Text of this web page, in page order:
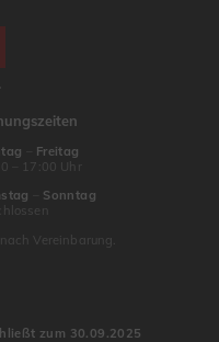
Freitag
– 17:00 Uhr
Sonntag
Vereinbarung.
zum 30.09.2025